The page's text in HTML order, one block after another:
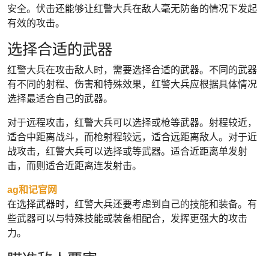
安全。伏击还能够让红警大兵在敌人毫无防备的情况下发起
有效的攻击。
选择合适的武器
红警大兵在攻击敌人时，需要选择合适的武器。不同的武器
有不同的射程、伤害和特殊效果，红警大兵应根据具体情况
选择最适合自己的武器。
对于远程攻击，红警大兵可以选择或枪等武器。射程较近，
适合中距离战斗，而枪射程较远，适合远距离敌人。对于近
战攻击，红警大兵可以选择或等武器。适合近距离单发射
击，而则适合近距离连发射击。
ag和记官网
在选择武器时，红警大兵还要考虑到自己的技能和装备。有
些武器可以与特殊技能或装备相配合，发挥更强大的攻击
力。